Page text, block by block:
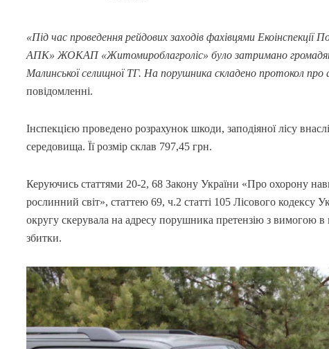
«Під час проведення рейдових заходів фахівцями Екоінспекції
АПК» ЖОКАП «Житомироблагроліс» було затримано
Малинської селищної ТГ. На порушника складено протокол
повідомленні.
Інспекцією проведено розрахунок шкоди, заподіяної лісу
середовища. Її розмір склав 797,45 грн.
Керуючись статтями 20-2, 68 Закону України «Про охорону
рослинний світ», статтею 69, ч.2 статті 105 Лісового кодексу
округу скерувала на адресу порушника претензію з вимогою в
збитки.